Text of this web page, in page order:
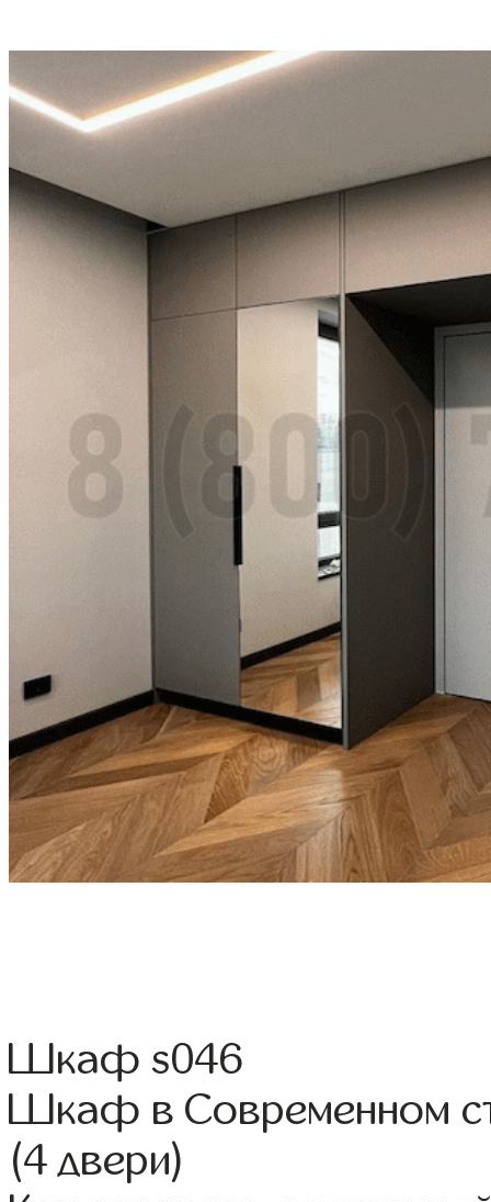
Шкаф s046
Шкаф в Современном
(4 двери)